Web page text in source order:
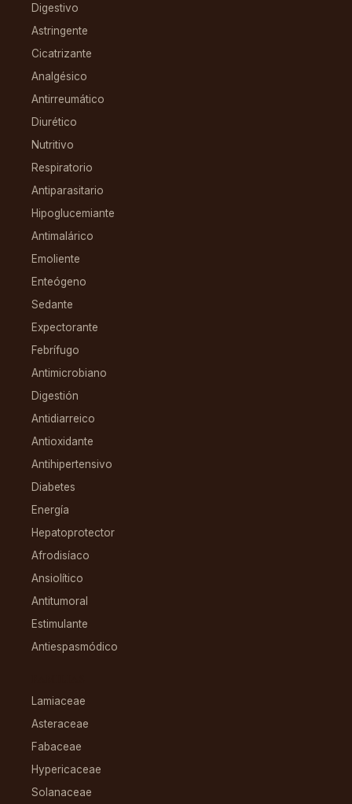
Digestivo
Astringente
Cicatrizante
Analgésico
Antirreumático
Diurético
Nutritivo
Respiratorio
Antiparasitario
Hipoglucemiante
Antimalárico
Emoliente
Enteógeno
Sedante
Expectorante
Febrífugo
Antimicrobiano
Digestión
Antidiarreico
Antioxidante
Antihipertensivo
Diabetes
Energía
Hepatoprotector
Afrodisíaco
Ansiolítico
Antitumoral
Estimulante
Antiespasmódico
Lamiaceae
Asteraceae
Fabaceae
Hypericaceae
Solanaceae